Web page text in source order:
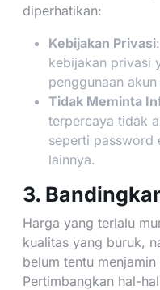
diperhatikan:
Kebijakan Privasi
kebijakan privasi
penggunaan akun
Tidak Meminta
terpercaya tidak
seperti password
lainnya.
3.
Harga yang terlalu
kualitas yang buruk,
belum tentu
Pertimbangkan hal-